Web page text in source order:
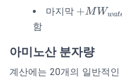
마지막 +
+M Wwat
함
아미노산 분자량
계산에는 20개의 일반적